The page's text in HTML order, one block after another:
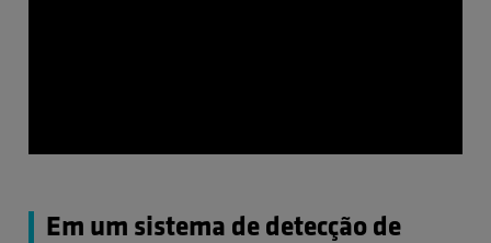
Em um sistema de detecção de